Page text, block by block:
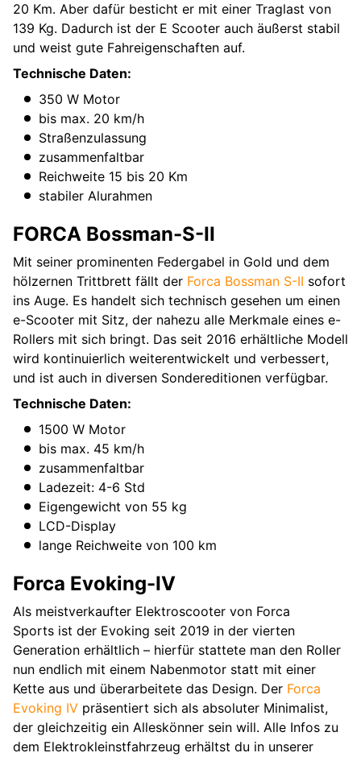
20 Km. Aber dafür besticht er mit einer Traglast von
139 Kg. Dadurch ist der E Scooter auch äußerst stabil
und weist gute Fahreigenschaften auf.
Technische Daten:
350 W Motor
bis max. 20 km/h
Straßenzulassung
zusammenfaltbar
Reichweite 15 bis 20 Km
stabiler Alurahmen
FORCA Bossman-S-II
Mit seiner prominenten Federgabel in Gold und dem
hölzernen Trittbrett fällt der Forca Bossman S-II sofort
ins Auge. Es handelt sich technisch gesehen um einen
e-Scooter mit Sitz, der nahezu alle Merkmale eines e-
Rollers mit sich bringt. Das seit 2016 erhältliche Modell
wird kontinuierlich weiterentwickelt und verbessert,
und ist auch in diversen Sondereditionen verfügbar.
Technische Daten:
1500 W Motor
bis max. 45 km/h
zusammenfaltbar
Ladezeit: 4-6 Std
Eigengewicht von 55 kg
LCD-Display
lange Reichweite von 100 km
Forca Evoking-IV
Als meistverkaufter Elektroscooter von Forca
Sports ist der Evoking seit 2019 in der vierten
Generation erhältlich – hierfür stattete man den Roller
nun endlich mit einem Nabenmotor statt mit einer
Kette aus und überarbeitete das Design. Der Forca
Evoking IV präsentiert sich als absoluter Minimalist,
der gleichzeitig ein Alleskönner sein will. Alle Infos zu
dem Elektrokleinstfahrzeug erhältst du in unserer